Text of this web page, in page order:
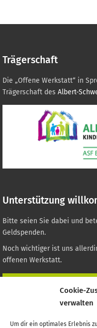
Cookie-
verwalten
Um dir ein optimales Erlebnis
Trägerschaft
Die „Offene Werkstatt“ in
Trägerschaft des Albert-
Unterstützung
Bitte seien Sie dabei und
Geldspenden.
Noch wichtiger ist uns
offenen Werkstatt.